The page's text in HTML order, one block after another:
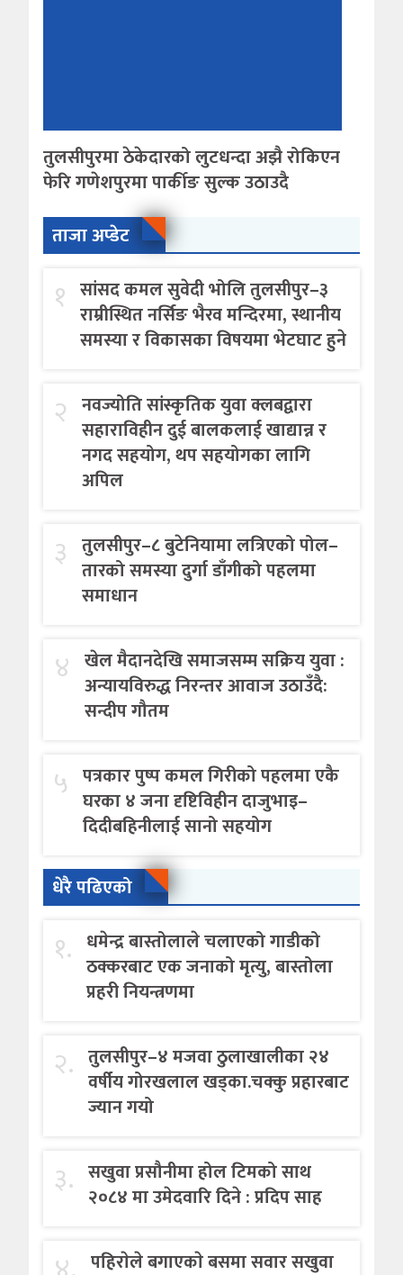
तुलसीपुरमा ठेकेदारको लुटधन्दा अझै रोकिएन
फेरि गणेशपुरमा पार्कीङ सुल्क उठाउदै
ताजा अप्डेट
१ सांसद कमल सुवेदी भोलि तुलसीपुर–३
राम्रीस्थित नर्सिङ भैरव मन्दिरमा, स्थानीय
समस्या र विकासका विषयमा भेटघाट हुने
२ नवज्योति सांस्कृतिक युवा क्लबद्वारा
सहाराविहीन दुई बालकलाई खाद्यान्न र
नगद सहयोग, थप सहयोगका लागि
अपिल
३ तुलसीपुर–८ बुटेनियामा लत्रिएको पोल–
तारको समस्या दुर्गा डाँगीको पहलमा
समाधान
४ खेल मैदानदेखि समाजसम्म सक्रिय युवा :
अन्यायविरुद्ध निरन्तर आवाज उठाउँदै:
सन्दीप गौतम
५ पत्रकार पुष्प कमल गिरीको पहलमा एकै
घरका ४ जना दृष्टिविहीन दाजुभाइ–
दिदीबहिनीलाई सानो सहयोग
धेरै पढिएको
१. धमेन्द्र बास्तोलाले चलाएको गाडीको
ठक्करबाट एक जनाको मृत्यु, बास्तोला
प्रहरी नियन्त्रणमा
२. तुलसीपुर–४ मजवा ठुलाखालीका २४
वर्षीय गोरखलाल खड्का.चक्कु प्रहारबाट
ज्यान गयो
३. सखुवा प्रसौनीमा होल टिमको साथ
२०८४ मा उमेदवारि दिने : प्रदिप साह
पहिराेले बगाएकाे बसमा सवार सखुवा